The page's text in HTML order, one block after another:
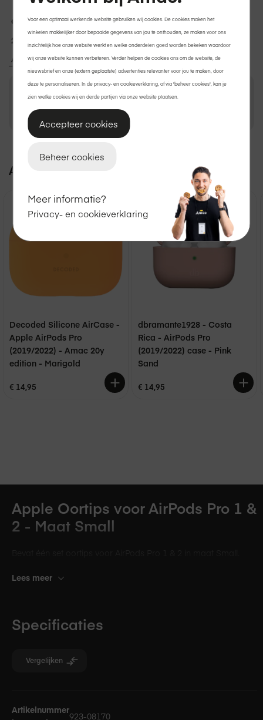
Gratis thuisbezorgdofafhalenin de winkel.
2 jaar garantie
op Apple.
Achteraf betalen met Klarna?Ook dat kan.
€ 10,00
Bekijk winkelvoorraad
Apple Oortips voor AirPods Pro 1 &
2 - Maat Small
Lees meer
Specificaties
Vergelijken
Artikelnummer
923-08170
Voor een optimaal werkende website gebruiken wij cookies. De cookies maken het
winkelen makkelijker door bepaalde gegevens van jou te onthouden, ze maken voor ons
inzichtelijk hoe onze website werkt en welke onderdelen goed worden bekeken waardoor
wij onze website kunnen verbeteren. Verder helpen de cookies ons om de website, de
nieuwsbrief en onze (extern geplaatste) advertenties relevanter voor jou te maken, door
deze te personaliseren. In de privacy- en cookieverklaring, of via 'beheer cookies', kan je
zien welke cookies wij en derde partijen via onze website plaatsen.
Accepteer cookies
Beheer cookies
Meer informatie?
Privacy- en cookieverklaring